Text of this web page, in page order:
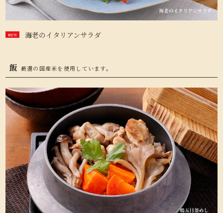
海老のイタリアンサラダ
飯 厳選の国産米を使用しています。